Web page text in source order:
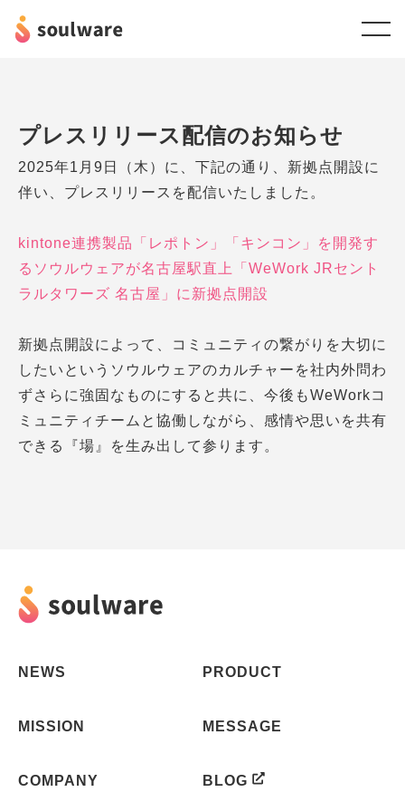
プレスリリース配信のお知らせ
2025年1月9日（木）に、下記の通り、新拠点開設に
伴い、プレスリリースを配信いたしました。
kintone連携製品「レポトン」「キンコン」を開発す
るソウルウェアが名古屋駅直上「WeWork JRセント
ラルタワーズ 名古屋」に新拠点開設
新拠点開設によって、コミュニティの繋がりを大切に
したいというソウルウェアのカルチャーを社内外問わ
ずさらに強固なものにすると共に、今後もWeWorkコ
ミュニティチームと協働しながら、感情や思いを共有
できる『場』を生み出して参ります。
NEWS PRODUCT
MISSION MESSAGE
COMPANY BLOG